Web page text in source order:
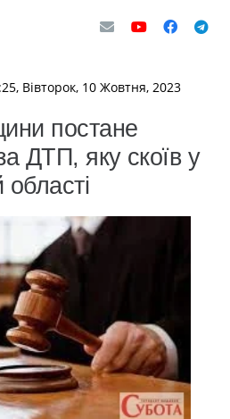
Вівторок, 10 Жовтня, 2023
постане
ДТП, яку скоїв у